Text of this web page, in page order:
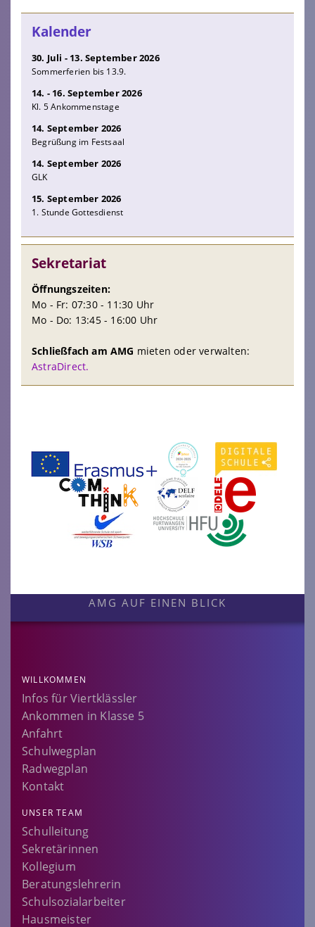
Kalender
30. Juli - 13. September 2026
Sommerferien bis 13.9.
14. - 16. September 2026
Kl. 5 Ankommenstage
14. September 2026
Begrüßung im Festsaal
14. September 2026
GLK
15. September 2026
1. Stunde Gottesdienst
Sekretariat
Öffnungszeiten:
Mo - Fr: 07:30 - 11:30 Uhr
Mo - Do: 13:45 - 16:00 Uhr
Schließfach am AMG mieten oder verwalten:
AstraDirect.
AMG AUF EINEN BLICK
WILLKOMMEN
Infos für Viertklässler
Ankommen in Klasse 5
Anfahrt
Schulwegplan
Radwegplan
Kontakt
UNSER TEAM
Schulleitung
Sekretärinnen
Kollegium
Beratungslehrerin
Schulsozialarbeiter
Hausmeister